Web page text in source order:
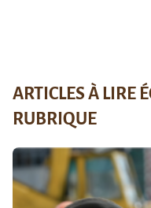
ARTICLES À LIRE
RUBRIQUE